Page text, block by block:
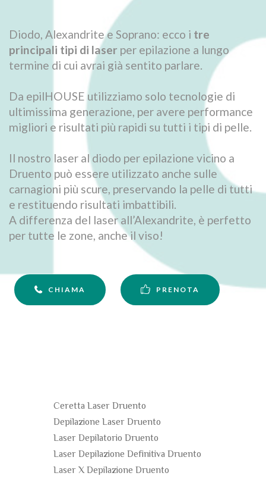
Diodo, Alexandrite e Soprano: ecco i tre
principali tipi di laser per epilazione a lungo
termine di cui avrai già sentito parlare.
Da epilHOUSE utilizziamo solo tecnologie di
ultimissima generazione, per avere performance
migliori e risultati più rapidi su tutti i tipi di pelle.
Il nostro laser al diodo per epilazione vicino a
Druento può essere utilizzato anche sulle
carnagioni più scure, preservando la pelle di tutti
e restituendo risultati imbattibili.
A differenza del laser all’Alexandrite, è perfetto
per tutte le zone, anche il viso!
CHIAMA PRENOTA
Ceretta Laser Druento
Depilazione Laser Druento
Laser Depilatorio Druento
Laser Depilazione Definitiva Druento
Laser X Depilazione Druento